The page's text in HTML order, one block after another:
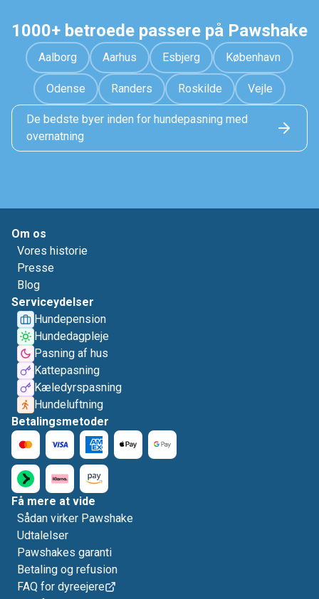
1000+ betroede passere på Pawshake
Aalborg Aarhus Esbjerg København
Odense Randers Roskilde Vejle
De bedste byer inden for hundepasning med
overnatning
Om os
Vores historie
Presse
Blog
Serviceydelser
Hundepension
Hundedagpleje
Pasning af hus
Kattepasning
Kæledyrspasning
Hundeluftning
Betalingsmetoder
Få mere at vide
Sådan virker Pawshake
Udtalelser
Pawshakes garanti
Betaling og refusion
FAQ for dyreejere